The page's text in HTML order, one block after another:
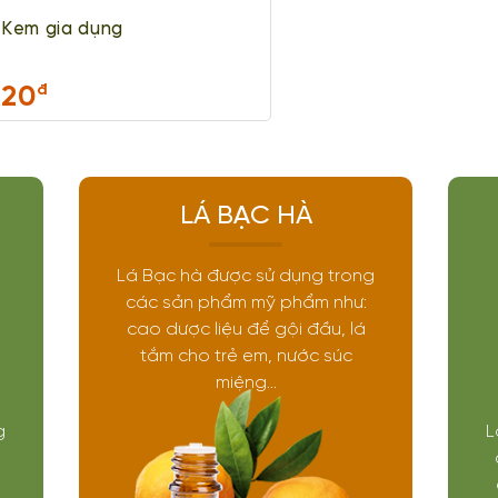
Kem gia dụng
20đ
LÁ BẠC HÀ
Lá Bạc hà được sử dụng trong
các sản phẩm mỹ phẩm như:
cao dược liệu để gội đầu, lá
tắm cho trẻ em, nước súc
miệng...